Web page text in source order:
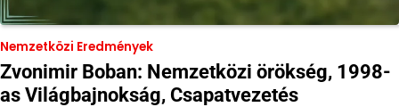
Nemzetközi Eredmények
Zvonimir Boban: Nemzetközi örökség, 1998-
as Világbajnokság, Csapatvezetés